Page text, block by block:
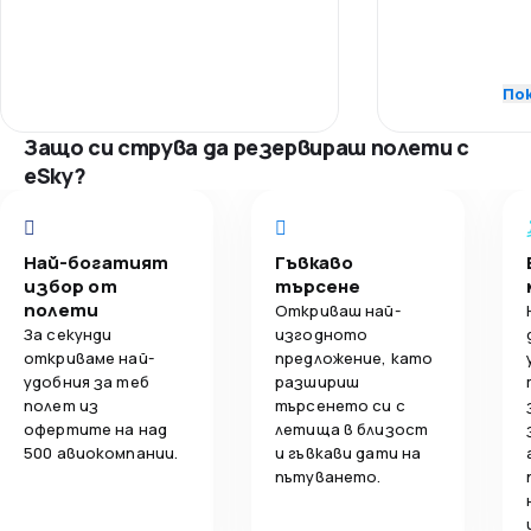
Полетни
Комфорт на
Обслужване
Защо си струва да резервираш полети с
eSky?
Най-богатият
избор от
полети
За секунди
откриваме най-
удобния за теб
полет из
офертите на над
500 авиокомпании.
Гъвкаво
търсене
Откриваш най-
изгодното
предложение, като
разшириш
търсенето си с
летища в близост
и гъвкави дати на
пътуването.